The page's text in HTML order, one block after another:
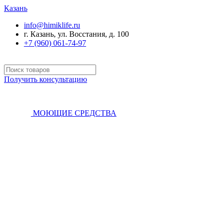
Казань
info@himiklife.ru
г. Казань, ул. Восстания, д. 100
+7 (960) 061-74-97
Получить консультацию
МОЮЩИЕ СРЕДСТВА